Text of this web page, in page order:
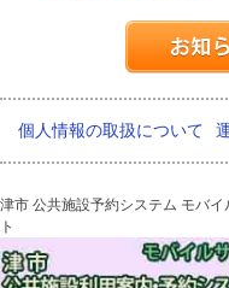
個人情報の取扱について
津市 公共施設予約システム モバイ
ト